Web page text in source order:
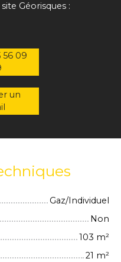
Géorisques :
56 09
un
Gaz/Individuel
Non
103 m²
21 m²